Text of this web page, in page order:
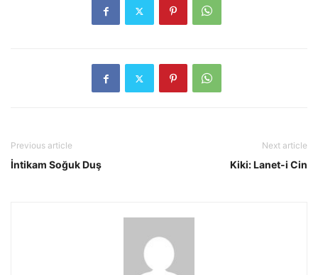
Previous article
İntikam Soğuk Duş
Next article
Kiki: Lanet-i Cin